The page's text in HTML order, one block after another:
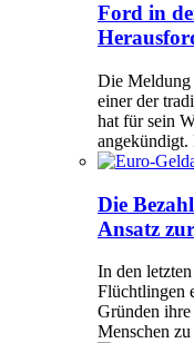
Ford in
Die Meldung
einer der
hat für sein
Die
Ansatz
In den
Flüchtlingen
Gründen ihre
Menschen